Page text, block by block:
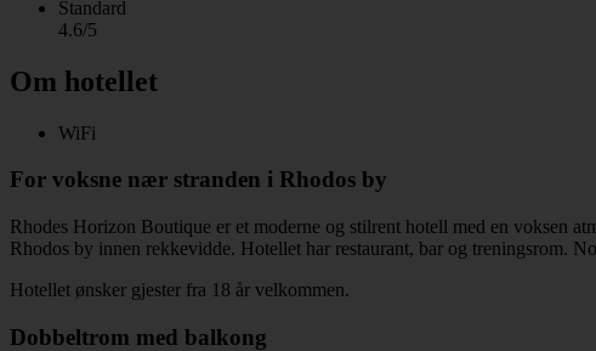
Standard
4.6/5
Om hotellet
WiFi
For voksne nær stranden i Rhodos by
Rhodes Horizon Boutique er et moderne og stilrent hotell med en voksen
Rhodos by innen rekkevidde. Hotellet har restaurant, bar og treningsrom.
Hotellet ønsker gjester fra 18 år velkommen.
Dobbeltrom med balkong